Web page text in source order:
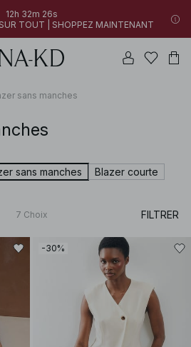
12h 32m 26s
TOUT | SHOPPEZ MAINTENANT
sans manches
sans manches Blazer courte
7 Choix FILTRER
-30%